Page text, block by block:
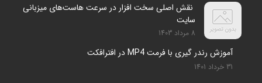
نقش اصلی سخت افزار در سرعت هاست‌های میزبانی
سایت
8 مرداد 1403
آموزش رندر گیری با فرمت MP4 در افترافکت
31 خرداد 1401